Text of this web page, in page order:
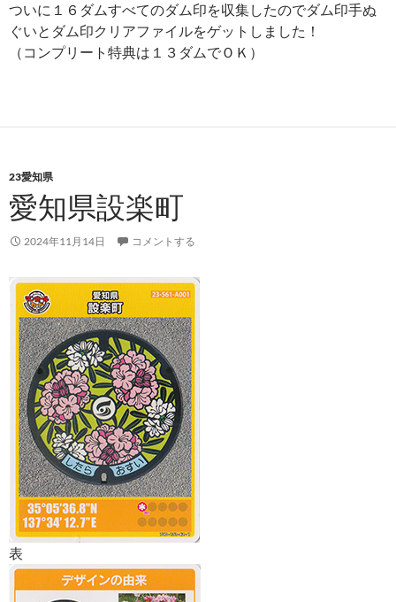
ついに１６ダムすべてのダム印を収集したのでダム印手ぬ
ぐいとダム印クリアファイルをゲットしました！
（コンプリート特典は１３ダムでＯＫ）
23愛知県
愛知県設楽町
2024年11月14日 コメントする
表